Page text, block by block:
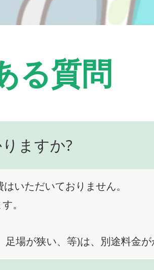
る質問
ますか?
いただいておりません。
。
場が狭い、等)は、別途料金が